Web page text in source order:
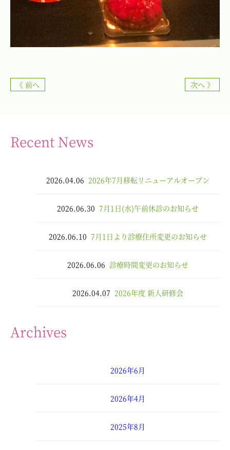
《 前へ 次へ 》
Recent News
2026.04.06 2026年7月移転リニューアルオープン
2026.06.30 7月1日(水)午前休診のお知らせ
2026.06.10 7月1日より診療住所変更のお知らせ
2026.06.06 診療時間変更のお知らせ
2026.04.07 2026年度 新人研修会
Archives
2026年6月
2026年4月
2025年8月